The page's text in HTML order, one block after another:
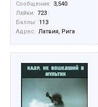
Сообщения: 3,540
Лайки: 723
Баллы: 113
Адрес: Латвия, Рига